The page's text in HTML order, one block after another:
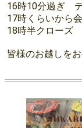
16時10分過ぎ
17時くらいから
18時半クローズ
皆様のお越しを